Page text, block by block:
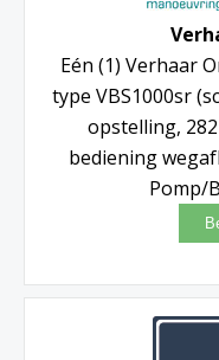
Eén (1) Verhaar
type VBS1000sr
opstelling,
bediening
Pomp/